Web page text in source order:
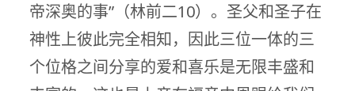
帝深奥的事”（林前二10）。圣父和圣子在
神性上彼此完全相知，因此三位一体的三
个位格之间分享的爱和喜乐是无限丰盛和